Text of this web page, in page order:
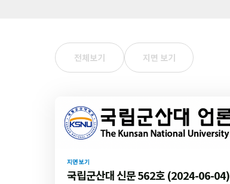
전체보기 지면 보기
지면 보기
국립군산대 신문 562호 (2024-06-04)